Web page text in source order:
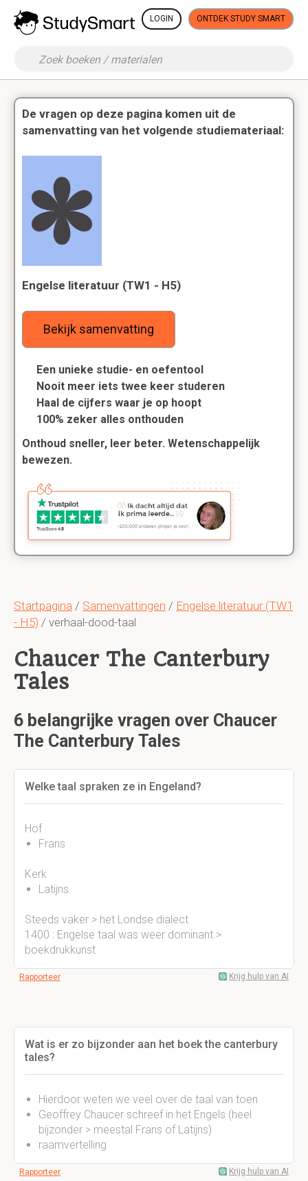
LOGIN ONTDEK STUDY SMART
Startpagina / Samenvattingen / Engelse literatuur (TW1
- H5) / verhaal-dood-taal
Chaucer The Canterbury
Tales
6 belangrijke vragen over Chaucer
The Canterbury Tales
Welke taal spraken ze in Engeland?
Hof
Frans
Kerk
Latijns
Steeds vaker > het Londse dialect
1400 : Engelse taal was weer dominant >
boekdrukkunst
Rapporteer Krijg hulp van AI
Wat is er zo bijzonder aan het boek the canterbury
tales?
Hierdoor weten we veel over de taal van toen
Geoffrey Chaucer schreef in het Engels (heel
bijzonder > meestal Frans of Latijns)
raamvertelling
Rapporteer Krijg hulp van AI
De vragen op deze pagina komen uit de
samenvatting van het volgende studiemateriaal:
Engelse literatuur (TW1 - H5)
Bekijk samenvatting
Een unieke studie- en oefentool
Nooit meer iets twee keer studeren
Haal de cijfers waar je op hoopt
100% zeker alles onthouden
Onthoud sneller, leer beter. Wetenschappelijk
bewezen.